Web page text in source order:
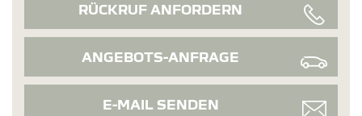
RÜCKRUF ANFORDERN
ANGEBOTS-ANFRAGE
E-MAIL SENDEN